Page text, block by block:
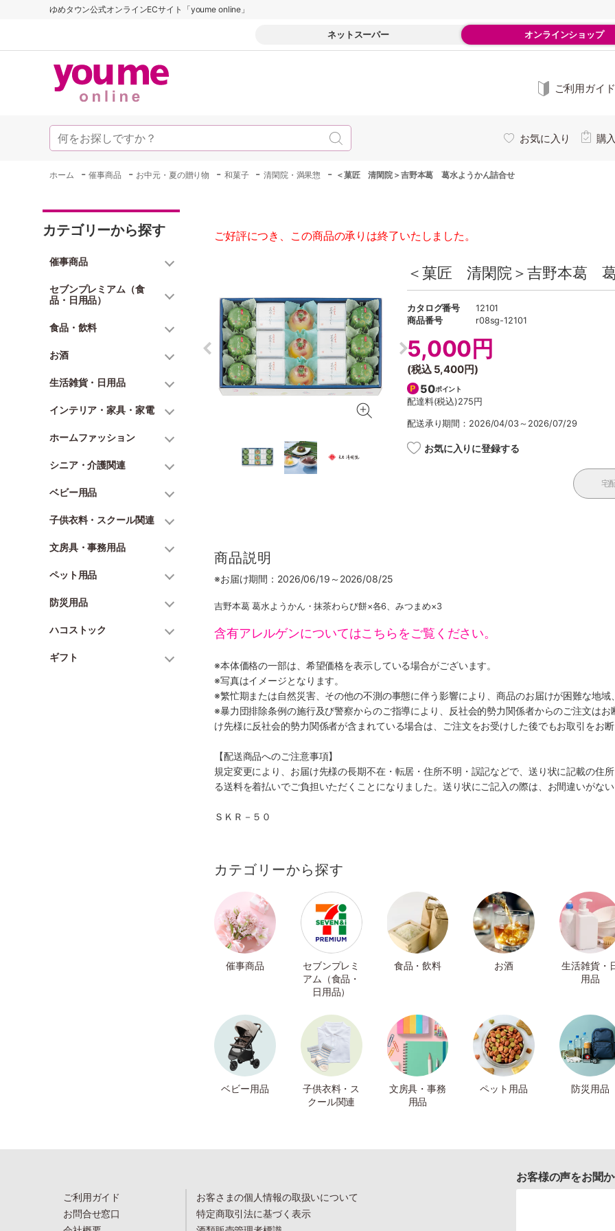
ゆめタウン公式オンラインECサイト「youme online」
ネットスーパー オンラインショップ
ご利用ガイド
お気に入り 購
ホーム -催事商品 - お中元・夏の贈り物 - 和菓子 -清閑院・満果惣 - ＜菓匠 清閑院＞吉野本葛 葛水ようかん詰合せ
カテゴリーから探す
催事商品
セブンプレミアム（食
品・日用品）
食品・飲料
お酒
生活雑貨・日用品
インテリア・家具・家電
ホームファッション
シニア・介護関連
ベビー用品
子供衣料・スクール関連
文房具・事務用品
ペット用品
防災用品
ハコストック
ギフト
ご好評につき、この商品の承りは終了いたしました。
＜菓匠 清閑院＞吉野本葛
カタログ番号
12101
商品番号
r08sg-12101
5,000円
(税込 5,400円)
50ポイント
配達料(税込)275円
配送承り期間：2026/04/03～2026/07/29
お気に入りに登録する
宅
商品説明
※お届け期間：2026/06/19～2026/08/25
吉野本葛 葛水ようかん・抹茶わらび餅×各6、みつまめ×3
含有アレルゲンについてはこちらをご覧ください。
※本体価格の一部は、希望価格を表示している場合がございます。
※写真はイメージとなります。
※繁忙期または自然災害、その他の不測の事態に伴う影響により、商品のお届けが困難な地域
※暴力団排除条例の施行及び警察からのご指導により、反社会的勢力関係者からのご注文は
け先様に反社会的勢力関係者が含まれている場合は、ご注文をお受けした後でもお取引をお
【配送商品へのご注意事項】
規定変更により、お届け先様の長期不在・転居・住所不明・誤記などで、送り状に記載の住
る送料を着払いでご負担いただくことになりました。送り状にご記入の際は、お間違いがな
ＳＫＲ－５０
カテゴリーから探す
催事商品
セブンプレミ
アム（食品・
日用品）
食品・飲料 お酒
生活雑貨・
用品
ベビー用品
子供衣料・ス
クール関連
文房具・事務
用品
ペット用品 防災用品
ご利用ガイド
お問合せ窓口
お客さまの個人情報の取扱いについて
特定商取引法に基づく表示
お客様の声をお聞